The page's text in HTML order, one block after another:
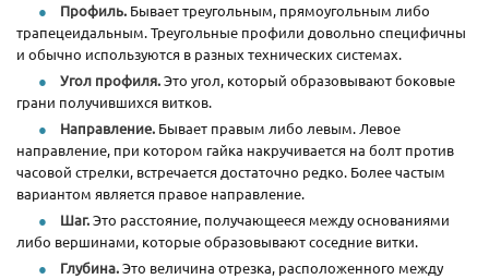
Профиль. Бывает треугольным, прямоугольным либо
трапецеидальным. Треугольные профили довольно специфичны
и обычно используются в разных технических системах.
Угол профиля.Это угол, который образовывают боковые
грани получившихся витков.
Направление. Бывает правым либо левым. Левое
направление, при котором гайка накручивается на болт против
часовой стрелки, встречается достаточно редко. Более частым
вариантом является правое направление.
Шаг.Это расстояние, получающееся между основаниями
либо вершинами, которые образовывают соседние витки.
Глубина.Это величина отрезка, расположенного между